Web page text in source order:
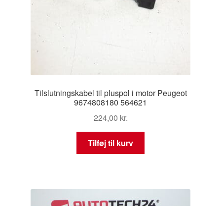
Tilslutningskabel til pluspol i motor Peugeot
9674808180 564621
224,00 kr.
Tilføj til kurv